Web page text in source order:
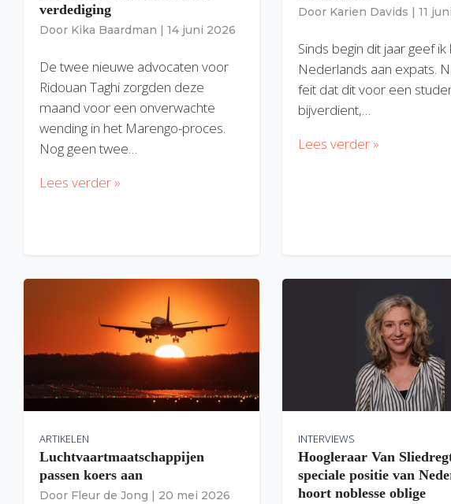
verdediging
Door Kika Baardman | 14 juni 2026
De twee nieuwe advocaten voor
Ridouan Taghi zorgden deze
maand voor een onverwachte
wending in het Marengo-proces.
Nog geen twee…
Lees verder »
Door Karien Davids | 11
Sinds begin dit jaar geef ik
Nederlands aan expats.
feit dat dit voor een
bijverdient,…
Lees verder »
ARTIKELEN
Luchtvaartmaatschappijen
passen koers aan
Door Fleur de Jong | 20 mei 2026
INTERVIEWS
Hoogleraar Van
speciale positie van
hoort noblesse oblige